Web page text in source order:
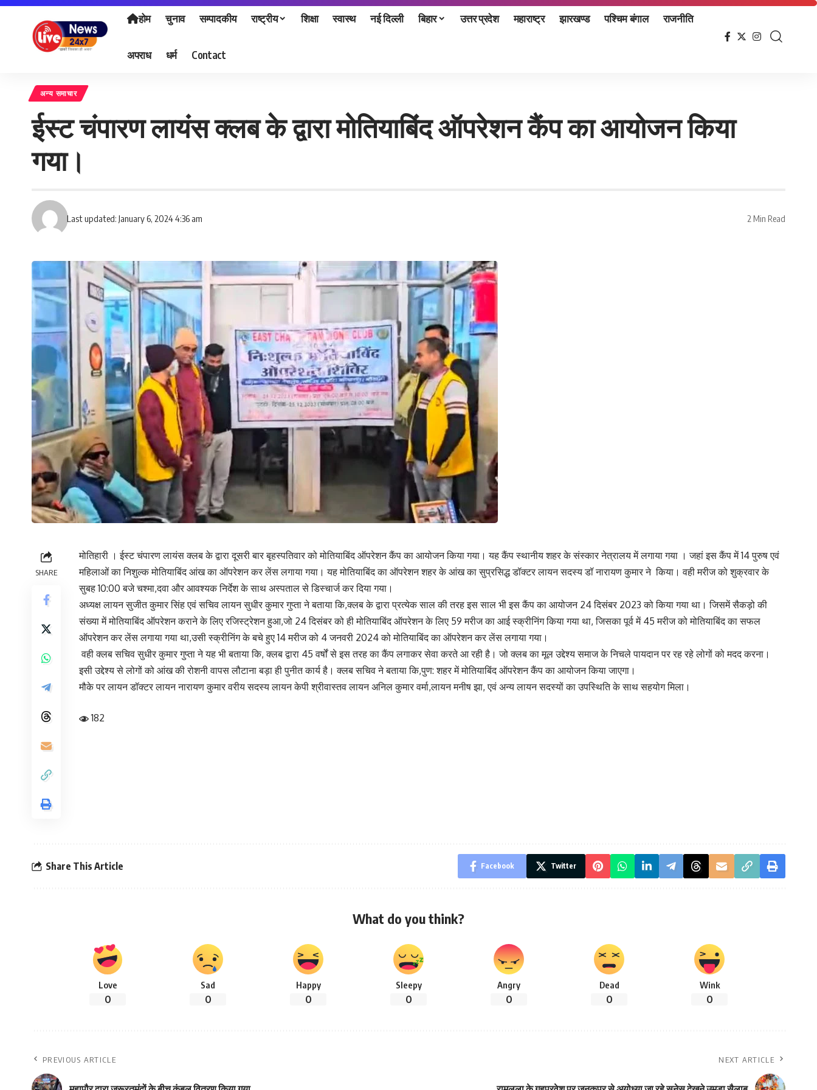
होम चुनाव सम्पादकीय राष्ट्रीय शिक्षा स्वास्थ नई दिल्ली बिहार उत्तर प्रदेश महाराष्ट्र झारखण्ड पश्चिम बंगाल राजनीति
अपराध धर्म Contact
अन्य समाचार
ईस्ट चंपारण लायंस क्लब के द्वारा मोतियाबिंद ऑपरेशन कैंप का आयोजन किया
गया।
Last updated: January 6, 2024 4:36 am 2 Min Read
SHARE
मोतिहारी । ईस्ट चंपारण लायंस क्लब के द्वारा दूसरी बार बृहस्पतिवार को मोतियाबिंद ऑपरेशन कैंप का आयोजन किया गया। यह कैंप स्थानीय शहर के संस्कार नेत्रालय में लगाया गया । जहां इस कैंप में 14 पुरुष एवं
महिलाओं का निशुल्क मोतियाबिंद आंख का ऑपरेशन कर लेंस लगाया गया। यह मोतियाबिंद का ऑपरेशन शहर के आंख का सुप्रसिद्ध डॉक्टर लायन सदस्य डॉ नारायण कुमार ने किया। वही मरीज को शुक्रवार के
सुबह 10:00 बजे चश्मा,दवा और आवश्यक निर्देश के साथ अस्पताल से डिस्चार्ज कर दिया गया।
अध्यक्ष लायन सुजीत कुमार सिंह एवं सचिव लायन सुधीर कुमार गुप्ता ने बताया कि,क्लब के द्वारा प्रत्येक साल की तरह इस साल भी इस कैंप का आयोजन 24 दिसंबर 2023 को किया गया था। जिसमें सैकड़ो की
संख्या में मोतियाबिंद ऑपरेशन कराने के लिए रजिस्ट्रेशन हुआ,जो 24 दिसंबर को ही मोतियाबिंद ऑपरेशन के लिए 59 मरीज का आई स्क्रीनिंग किया गया था, जिसका पूर्व में 45 मरीज को मोतियाबिंद का सफल
ऑपरेशन कर लेंस लगाया गया था,उसी स्क्रीनिंग के बचे हुए 14 मरीज को 4 जनवरी 2024 को मोतियाबिंद का ऑपरेशन कर लेंस लगाया गया।
‌ वही क्लब सचिव सुधीर कुमार गुप्ता ने यह भी बताया कि, क्लब द्वारा 45 वर्षों से इस तरह का कैंप लगाकर सेवा करते आ रही है। जो क्लब का मूल उद्देश्य समाज के निचले पायदान पर रह रहे लोगों को मदद करना।
इसी उद्देश्य से लोगों को आंख की रोशनी वापस लौटाना बड़ा ही पुनीत कार्य है। क्लब सचिव ने बताया कि,पुण: शहर में मोतियाबिंद ऑपरेशन कैंप का आयोजन किया जाएगा।
मौके पर लायन डॉक्टर लायन नारायण कुमार वरीय सदस्य लायन केपी श्रीवास्तव लायन अनिल कुमार वर्मा,लायन मनीष झा, एवं अन्य लायन सदस्यों का उपस्थिति के साथ सहयोग मिला।
182
Share This Article Facebook Twitter
What do you think?
Love
0
Sad
0
Happy
0
Sleepy
0
Angry
0
Dead
0
Wink
0
PREVIOUS ARTICLE NEXT ARTICLE